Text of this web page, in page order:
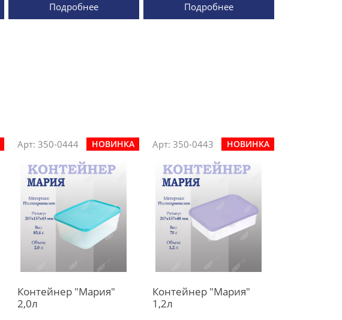
Подробнее Подробнее
Арт: 350-0444 НОВИНКА
Контейнер "Мария"
2,0л
Арт: 350-0443 НОВИНКА
Контейнер "Мария"
1,2л